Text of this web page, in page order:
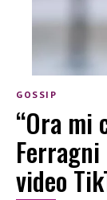
GOSSIP
“Ora mi
video